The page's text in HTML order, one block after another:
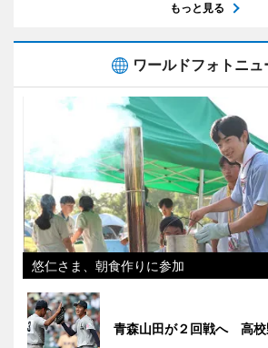
もっと見る
ワールドフォトニュ
悠仁さま、朝食作りに参加
青森山田が２回戦へ 高校